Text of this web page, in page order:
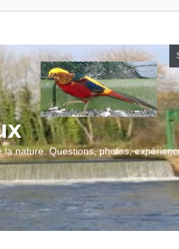
nature. Questions, photos,